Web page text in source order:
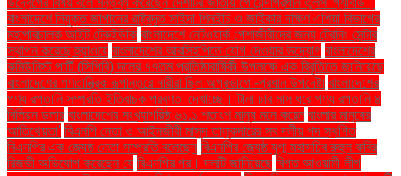
বাংলাদেশে নিযুক্ত জাপানের রাষ্ট্রদূত সাইদা শিনইচি ও জাইকার দক্ষিণ এশিয়া বিভাগের
মহাপরিচালক আইট টেরুইউকি বাংলাদেশে নেটওয়ার্ক পেশাজীবীদের জন্য ট্রেনিং সেন্টার
স্থাপন করেছে হুয়াওয়ে বাংলাদেশের আরসিইপিতে যোগ দেওয়ার উদ্যোগ বাংলাদেশের
কমিউনিস্ট পার্টি (সিপিবি) দলের ৭৭তম প্রতিষ্ঠাবার্ষিকী উপলক্ষে এক বিবৃতিতে জানিয়েছে
বাংলাদেশের গণতান্ত্রিক রূপান্তরে নারীরা ছিল অগ্রভাগে -প্রধান উপদেষ্টা বাংলাদেশের
পণ্য রপ্তানি সম্প্রতি ইতিবাচক প্রবণতা দেখাচ্ছে। টানা চার মাস ধরে পণ্য রপ্তানি ৪
বিলিয়ন ডলার বাংলাদেশের সংখ্যাগরিষ্ঠ ৬১.১ শতাংশ মানুষ মনে করেন বাংলার মানুষের
আতিথেয়তা' বিএনপি নেতা ও আইনজীবী মাসুদ তালুকদারের সব দলীয় পদ স্থগিত
বিএনপির এক জ্যেষ্ঠ নেতা সম্প্রতি বলেছেন বিএনপির জ্যেষ্ঠ যুগ্ম মহাসচিব রুহুল কবির
রিজভী অভিযোগ করেছেন যে বিএনপির পর। দলটি জানিয়েছে বিগত আওয়ামী লীগ